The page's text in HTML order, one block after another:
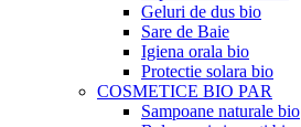
Geluri de dus bio
Sare de Baie
Igiena orala bio
Protectie solara bio
COSMETICE BIO PAR
Sampoane naturale bio